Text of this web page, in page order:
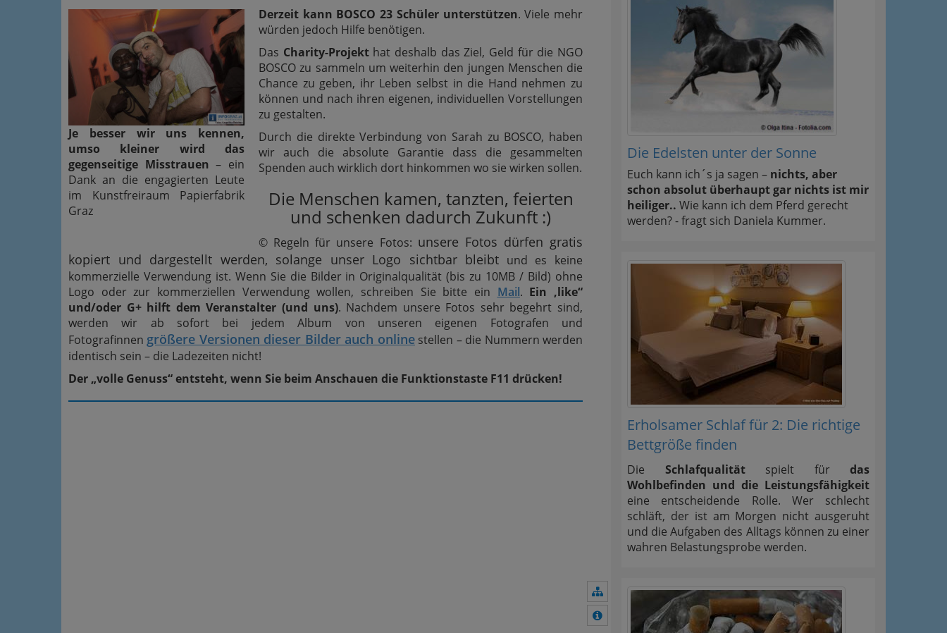
Navigation
Mehr Information
Je besser wir uns kennen,
umso kleiner wird das
gegenseitige Misstrauen – ein
Dank an die engagierten Leute
im Kunstfreiraum Papierfabrik
Graz
Derzeit kann BOSCO 23 Schüler unterstützen. Viele mehr
würden jedoch Hilfe benötigen.
Das Charity-Projekthat deshalb das Ziel, Geld für die NGO
BOSCO zu sammeln um weiterhin den jungen Menschen die
Chance zu geben, ihr Leben selbst in die Hand nehmen zu
können und nach ihren eigenen, individuellen Vorstellungen
zu gestalten.
Durch die direkte Verbindung von Sarah zu BOSCO, haben
wir auch die absolute Garantie dass die gesammelten
Spenden auch wirklich dort hinkommen wo sie wirken sollen.
Die Menschen kamen, tanzten, feierten
und schenken dadurch Zukunft :)
© Regeln für unsere Fotos: unsere Fotos dürfen gratis
kopiert und dargestellt werden, solange unser Logo sichtbar bleibt und es keine
kommerzielle Verwendung ist. Wenn Sie die Bilder in Originalqualität (bis zu 10MB / Bild) ohne
Logo oder zur kommerziellen Verwendung wollen, schreiben Sie bitte ein Mail. Ein ‚like“
und/oder G+ hilft dem Veranstalter (und uns). Nachdem unsere Fotos sehr begehrt sind,
werden wir ab sofort bei jedem Album von unseren eigenen Fotografen und
Fotografinnen größere Versionen dieser Bilder auch onlinestellen – die Nummern werden
identisch sein – die Ladezeiten nicht!
Der „volle Genuss“ entsteht, wenn Sie beim Anschauen die Funktionstaste F11 drücken!
Die Edelsten unter der Sonne
Euch kann ich´s ja sagen – nichts, aber
schon absolut überhaupt gar nichts ist mir
heiliger.. Wie kann ich dem Pferd gerecht
werden? - fragt sich Daniela Kummer.
Erholsamer Schlaf für 2: Die richtige
Bettgröße finden
Die Schlafqualitätspielt für das
Wohlbefinden und die Leistungsfähigkeit
eine entscheidende Rolle. Wer schlecht
schläft, der ist am Morgen nicht ausgeruht
und die Aufgaben des Alltags können zu einer
wahren Belastungsprobe werden.